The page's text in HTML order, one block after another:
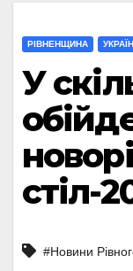
РІВНЕНЩИНА
У
стіл-
#Новини